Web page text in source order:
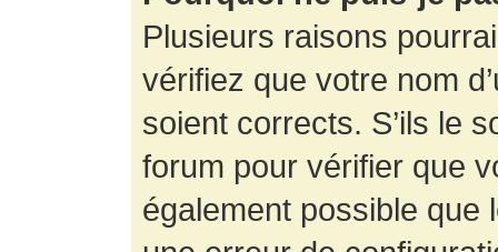
Plusieurs raisons
vérifiez que votre nom
soient corrects. S’ils le
forum pour vérifier que
également possible que